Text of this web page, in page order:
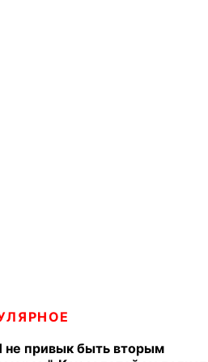
не привык быть вторым